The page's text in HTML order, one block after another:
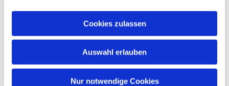
Cookies zulassen
Auswahl erlauben
Nur notwendige Cookies